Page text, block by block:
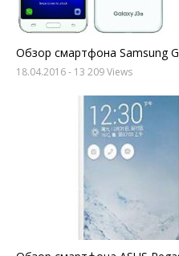
Обзор смартфона Samsung
18.04.2016- 13 209 Views